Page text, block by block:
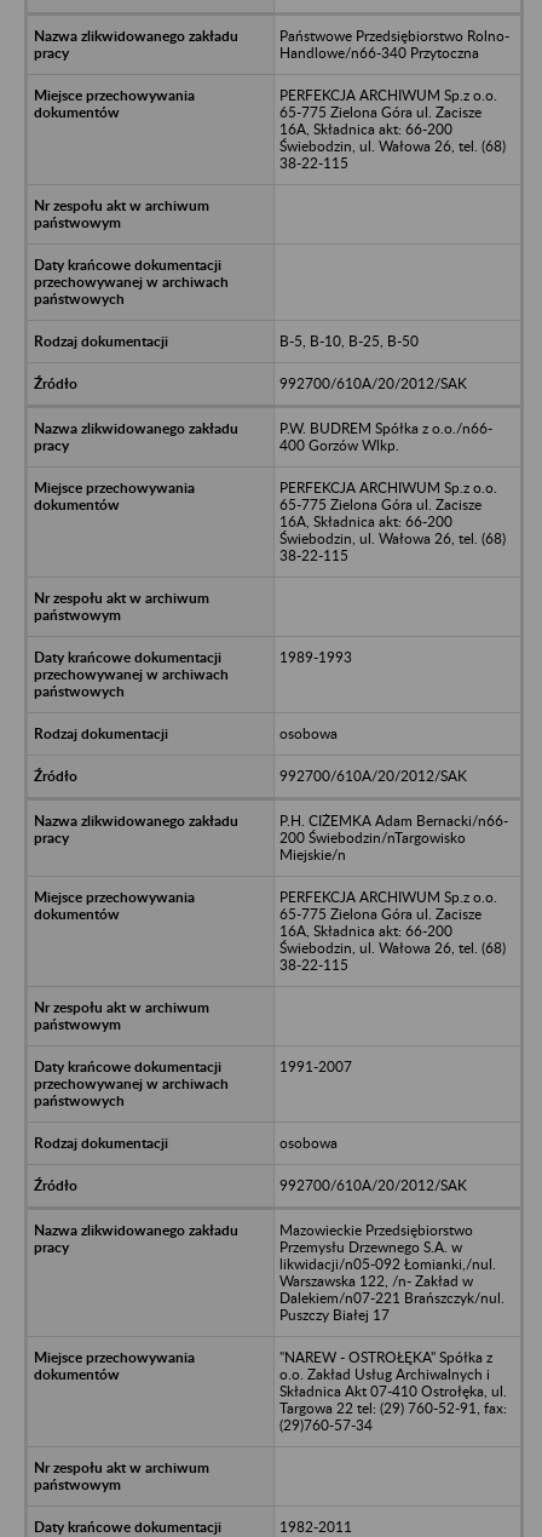
Państwowe Przedsiębiorstwo Rolno-
Handlowe/n66-340 Przytoczna
PERFEKCJA ARCHIWUM Sp.z o.o.
65-775 Zielona Góra ul. Zacisze
16A, Składnica akt: 66-200
Świebodzin, ul. Wałowa 26, tel. (68)
38-22-115
B-5, B-10, B-25, B-50
992700/610A/20/2012/SAK
P.W. BUDREM Spółka z o.o./n66-
400 Gorzów Wlkp.
PERFEKCJA ARCHIWUM Sp.z o.o.
65-775 Zielona Góra ul. Zacisze
16A, Składnica akt: 66-200
Świebodzin, ul. Wałowa 26, tel. (68)
38-22-115
1989-1993
osobowa
992700/610A/20/2012/SAK
P.H. CIŻEMKA Adam Bernacki/n66-
200 Świebodzin/nTargowisko
Miejskie/n
PERFEKCJA ARCHIWUM Sp.z o.o.
65-775 Zielona Góra ul. Zacisze
16A, Składnica akt: 66-200
Świebodzin, ul. Wałowa 26, tel. (68)
38-22-115
1991-2007
osobowa
992700/610A/20/2012/SAK
Mazowieckie Przedsiębiorstwo
Przemysłu Drzewnego S.A. w
likwidacji/n05-092 Łomianki,/nul.
Warszawska 122, /n- Zakład w
Dalekiem/n07-221 Brańszczyk/nul.
Puszczy Białej 17
"NAREW - OSTROŁĘKA" Spółka z
o.o. Zakład Usług Archiwalnych i
Składnica Akt 07-410 Ostrołęka, ul.
Targowa 22 tel: (29) 760-52-91, fax:
(29)760-57-34
1982-2011